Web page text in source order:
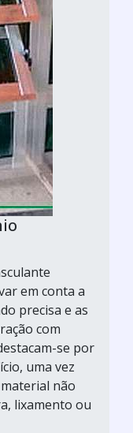
em conta a
precisa e as
com
se por
uma vez
não
lixamento ou